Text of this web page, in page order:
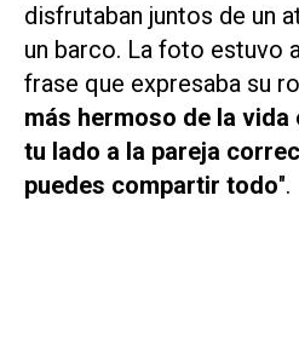
disfrutaban juntos de un
un barco. La foto estuvo
frase que expresaba su
más hermoso de la vida
tu lado a la pareja
puedes compartir todo".